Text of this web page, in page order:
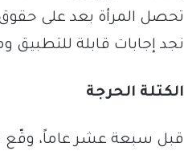
تحصل المرأة بعد على
نجد إجابات قابلة للتطبيق
الكتلة الحرجة
قبل سبعة عشر عاماً، وقّع